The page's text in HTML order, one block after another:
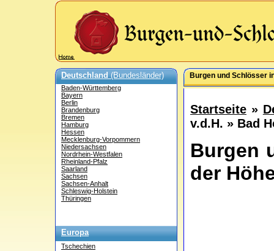
Deutschland(Bundesländer)
Baden-Württemberg
Bayern
Berlin
Brandenburg
Bremen
Hamburg
Hessen
Mecklenburg-Vorpommern
Niedersachsen
Nordrhein-Westfalen
Rheinland-Pfalz
Saarland
Sachsen
Sachsen-Anhalt
Schleswig-Holstein
Thüringen
Europa
Tschechien
Burgen und Schlösser
Startseite »
v.d.H. » Bad
Burgen
der